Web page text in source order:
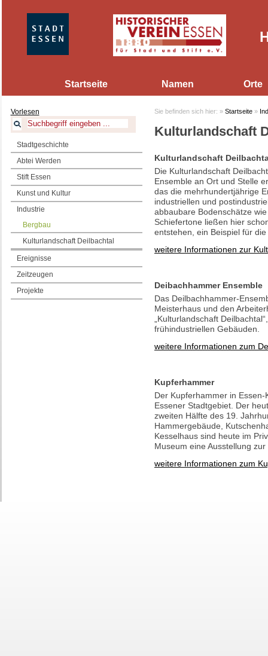
Startseite Namen Orte
Vorlesen
Stadtgeschichte
Abtei Werden
Stift Essen
Kunst und Kultur
Industrie
Bergbau
Kulturlandschaft Deilbachtal
Ereignisse
Zeitzeugen
Projekte
Sie befinden sich hier: » Startseite »
Kulturlandschaft
Kulturlandschaft
Die Kulturlandschaft
Ensemble an Ort und Stelle
das die mehrhundertjährige
industriellen und
abbaubare Bodenschätze
Schiefertone ließen hier
entstehen, ein Beispiel für
weitere Informationen zur
Deibachhammer Ensemble
Das Deilbachhammer-
Meisterhaus und den
„Kulturlandschaft
frühindustriellen Gebäuden.
weitere Informationen zum
Kupferhammer
Der Kupferhammer in
Essener Stadtgebiet. Der
zweiten Hälfte des 19.
Hammergebäude,
Kesselhaus sind heute im
Museum eine Ausstellung
weitere Informationen zum